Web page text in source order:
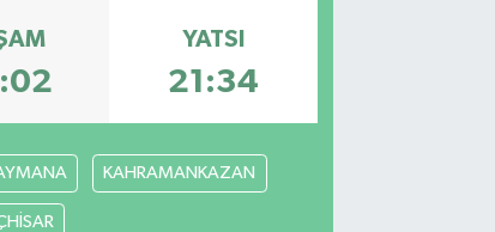
YATSI
21:34
KAHRAMANKAZAN